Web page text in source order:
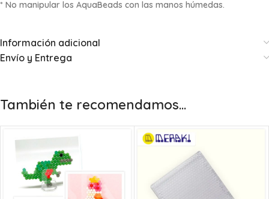
* No manipular los AquaBeads con las manos húmedas.
Información adicional
Envío y Entrega
También te recomendamos…